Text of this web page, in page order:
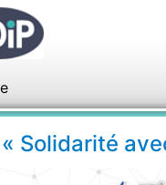
Solidarité